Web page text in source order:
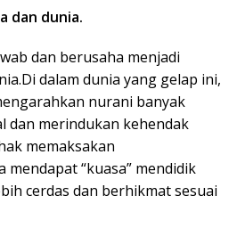
dan dunia.
dan berusaha menjadi
dalam dunia yang gelap ini,
nurani banyak
dan merindukan kehendak
memaksakan
“kuasa” mendidik
cerdas dan berhikmat sesuai